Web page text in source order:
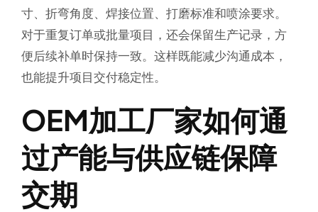
寸、折弯角度、焊接位置、打磨标准和喷涂要求。
对于重复订单或批量项目，还会保留生产记录，方
便后续补单时保持一致。这样既能减少沟通成本，
也能提升项目交付稳定性。
OEM加工厂家如何通
过产能与供应链保障
交期